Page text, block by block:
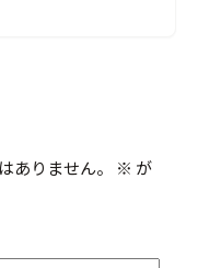
ありません。
※ が